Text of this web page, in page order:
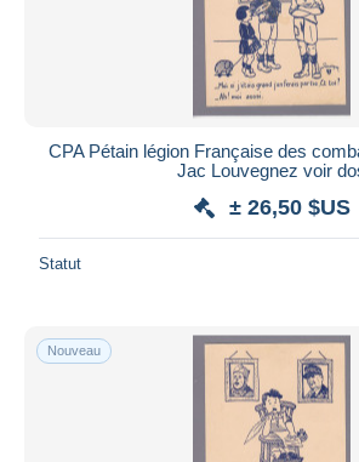
CPA Pétain légion Française des
Jac Louvegnez voir
± 26,50 $US
Statut
Nouveau